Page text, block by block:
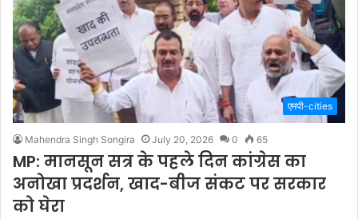
एमपी-cities
Mahendra Singh Songira July 20, 2026 0 65
MP: मानसून सत्र के पहले दिन कांग्रेस का
अनोखा प्रदर्शन, खाद-बीज संकट पर सरकार
को घेरा